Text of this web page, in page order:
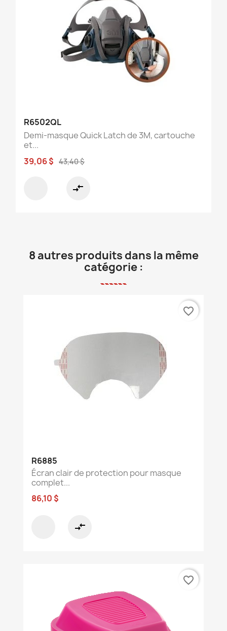
R6502QL
Demi-masque Quick Latch de 3M, cartouche
et...
39,06 $ 43,40 $
compare_arrows
8 autres produits dans la même
catégorie :
R6885
Écran clair de protection pour masque
complet...
86,10 $
compare_arrows
favorite_border
favorite_border